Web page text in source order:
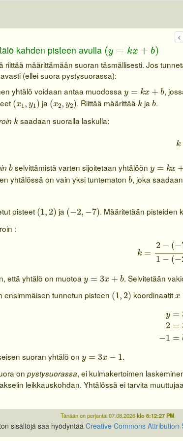
kahden pisteen avulla (y = kx + b)
(y=k x+b
riittää määrittämään suoran täsmällisesti. Jos
(ellei suora pystysuorassa):
yhtälö voidaan antaa muodossa y = kx + b
y =k x+b ,
(x1, y1)
(x1 y1) ja (x2, y2)
(x2 y2). Riittää määrittää k
kja b
b.
k
ksaadaan suoralla laskulla:
k
b
bselvittämistä varten sijoitetaan yhtälöön y = kx
y =k x+b
yhtälössä on vain yksi tuntematon b
b, joka
pisteet (1, 2)
(1 2) ja (−2, −7)
( 2, 7) . Määritetään pisteiden
:
k =
2 − (−
1 − (−
−( )
että yhtälö on muotoa y = 3x + b
y =3 x+b . Selvitetään
ensimmäisen tunnetun pisteen (1, 2)
(1 2) koordinaatitx
x
y =
2 =
−1 =
=3
suoran yhtälö on y = 3x − 1
y =3 x−1
.
on pystysuorassa, ei kulmakertoimen
leikkauskohdan. Yhtälössä ei tarvita muuttujaa
Tänään on perjantai 07.08.2026klo 6:12:27 PM
sisältöjä saa hyödyntää Creative Commons